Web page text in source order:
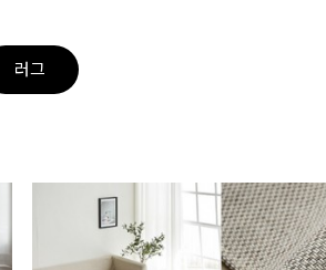
러그